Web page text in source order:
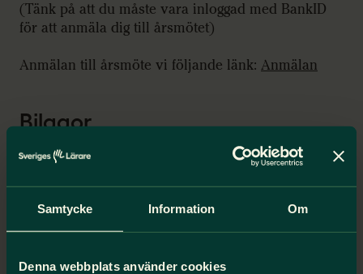
Samtycke Information Om
Denna webbplats använder cookies
(Tänk på att du måste vara inloggad med BankID
för att anmäla dig till årsmötet)
Anmälan till årsmöte vi följande länk: Anmälan
Bilagor
Kallellse och dagordning
Styrelsens budgetsförslag 2026.pdf
Motivering för valberedning.pdf
Förslag Valberedning 16 febr.pdf
Verksamhetsplan 2026